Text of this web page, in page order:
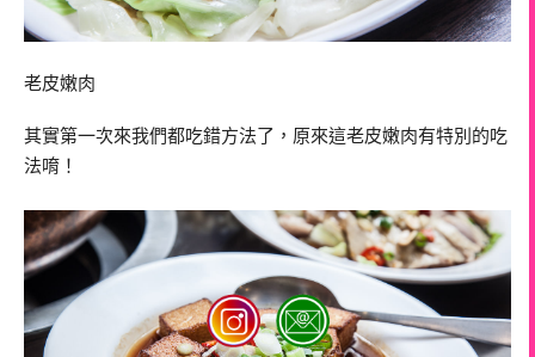
老皮嫩肉
其實第一次來我們都吃錯方法了，原來這老皮嫩肉有特別的吃
法唷！